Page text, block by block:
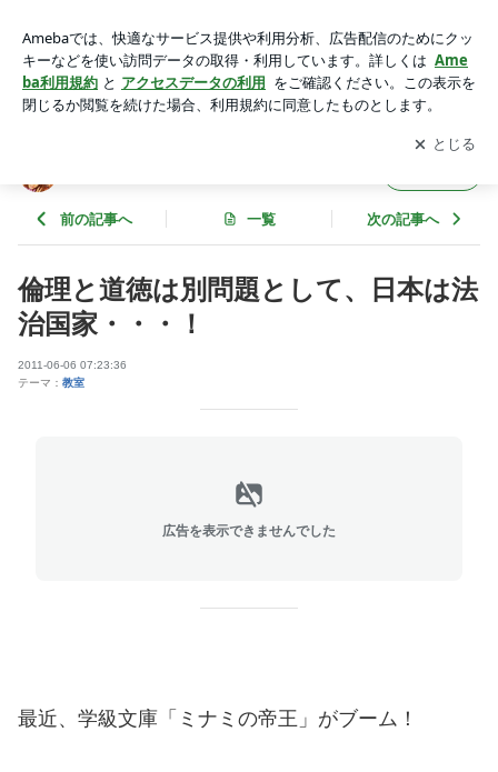
い高校生活☆アプリをダウンロードして ブログの更新通知
を受け取りまし
ょう。
開く
前の記事へ 一覧 次の記事へ
倫理と道徳は別問題として、日本は法
治国家・・・！
2011-06-06 07:23:36
テーマ： 教室
広告を表示できませんでした
最近、学級文庫「ミナミの帝王」がブーム！